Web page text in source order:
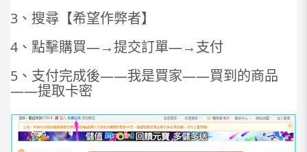
3、搜尋【希望作弊者】
4、點擊購買—→提交訂單—→支付
5、支付完成後——我是買家——買到的商品
——提取卡密